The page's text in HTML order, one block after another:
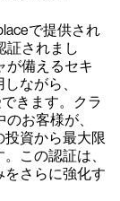
で提供され
証されまし
が備えるセキ
ながら、
きます。クラ
お客様が、
資から最大限
この認証は、
をさらに強化す